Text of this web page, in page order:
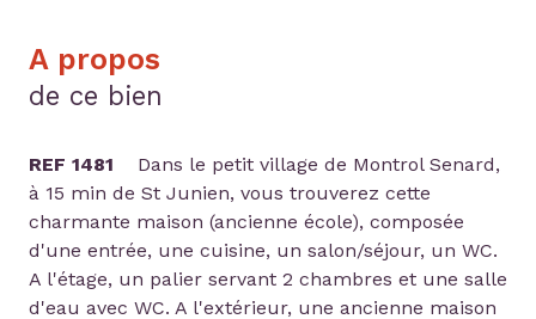
A propos
de ce bien
REF 1481
Dans le petit village de Montrol Senard,
à 15 min de St Junien, vous trouverez cette
charmante maison (ancienne école), composée
d'une entrée, une cuisine, un salon/séjour, un WC.
A l'étage, un palier servant 2 chambres et une salle
d'eau avec WC. A l'extérieur, une ancienne maison